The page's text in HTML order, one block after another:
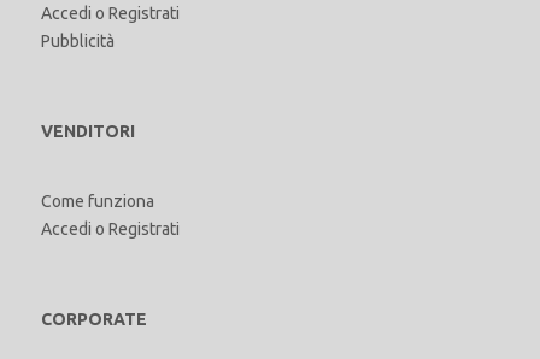
Accedi o Registrati
Pubblicità
VENDITORI
Come funziona
Accedi o Registrati
CORPORATE